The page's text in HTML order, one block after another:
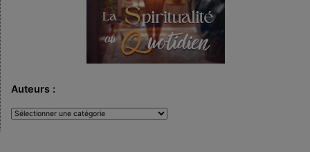
Auteurs :
Auteurs
: